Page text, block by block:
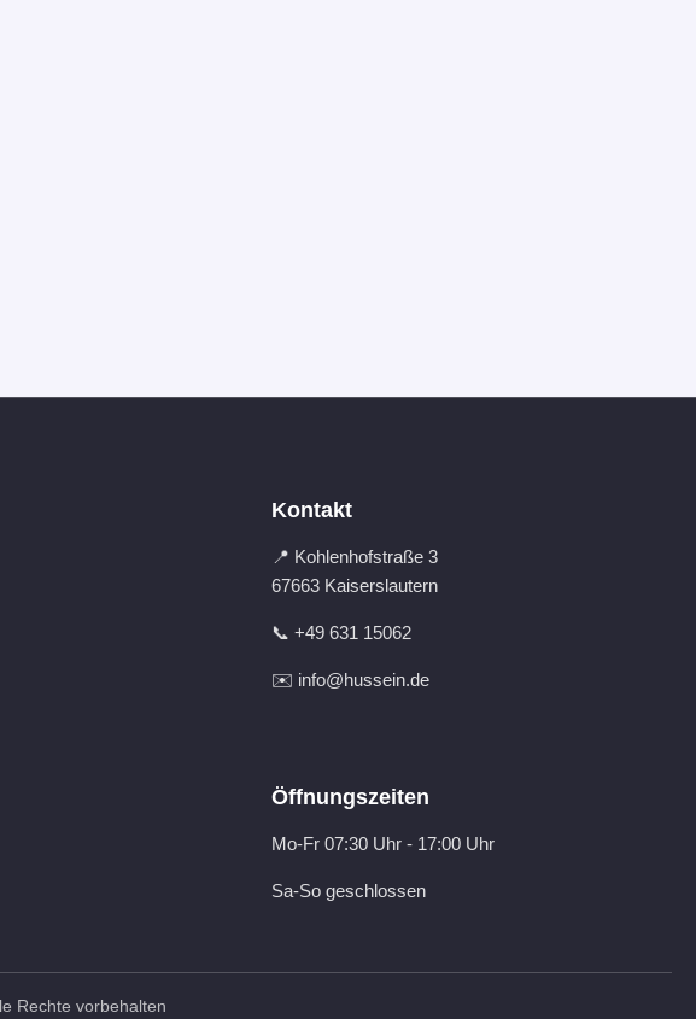
Kontakt
📍 Kohlenhofstraße 3
67663 Kaiserslautern
📞 +49 631 15062
✉️ info@hussein.de
Öffnungszeiten
Mo-Fr 07:30 Uhr - 17:00 Uhr
Sa-So geschlossen
Rechte vorbehalten